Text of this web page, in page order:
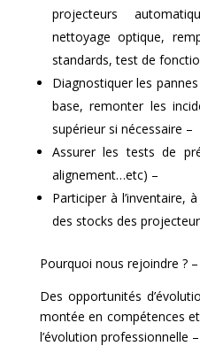
projecteurs
nettoyage optique,
standards, test de
Diagnostiquer les
base, remonter les
supérieur si nécessaire –
Assurer les tests de
alignement…etc) –
Participer à l’inventaire,
des stocks des
Pourquoi nous rejoindre ? –
Des opportunités
montée en compétences
l’évolution professionnelle –